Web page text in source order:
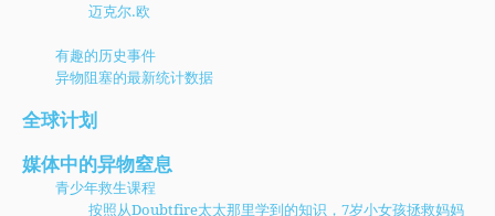
迈克尔.欧
有趣的历史事件
异物阻塞的最新统计数据
全球计划
媒体中的异物窒息
青少年救生课程
按照从Doubtfire太太那里学到的知识，7岁小女孩拯救妈妈